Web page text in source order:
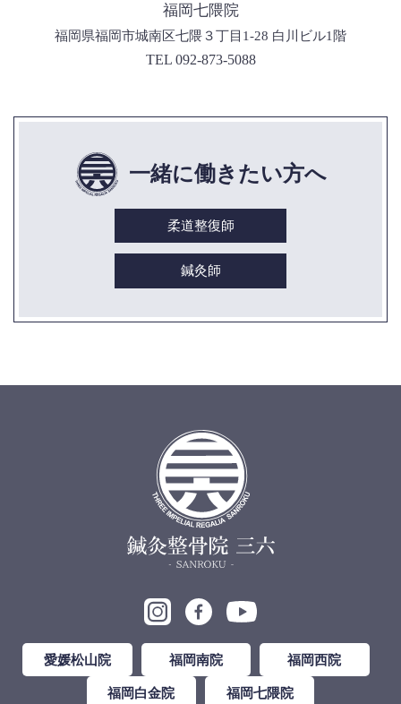
福岡七隈院
福岡県福岡市城南区七隈３丁目1-28 白川ビル1階
TEL 092-873-5088
一緒に働きたい方へ
柔道整復師
鍼灸師
愛媛松山院 福岡南院 福岡西院
福岡白金院 福岡七隈院